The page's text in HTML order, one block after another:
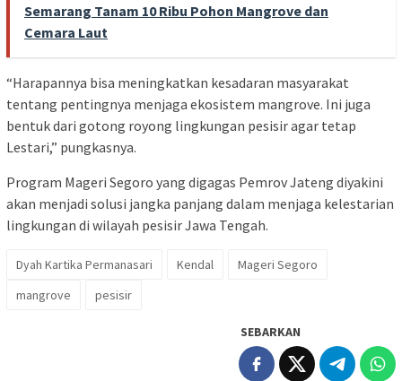
Semarang Tanam 10 Ribu Pohon Mangrove dan
Cemara Laut
“Harapannya bisa meningkatkan kesadaran masyarakat
tentang pentingnya menjaga ekosistem mangrove. Ini juga
bentuk dari gotong royong lingkungan pesisir agar tetap
Lestari,” pungkasnya.
Program Mageri Segoro yang digagas Pemrov Jateng diyakini
akan menjadi solusi jangka panjang dalam menjaga kelestarian
lingkungan di wilayah pesisir Jawa Tengah.
Dyah Kartika Permanasari Kendal
Mageri Segoro
mangrove
pesisir
SEBARKAN